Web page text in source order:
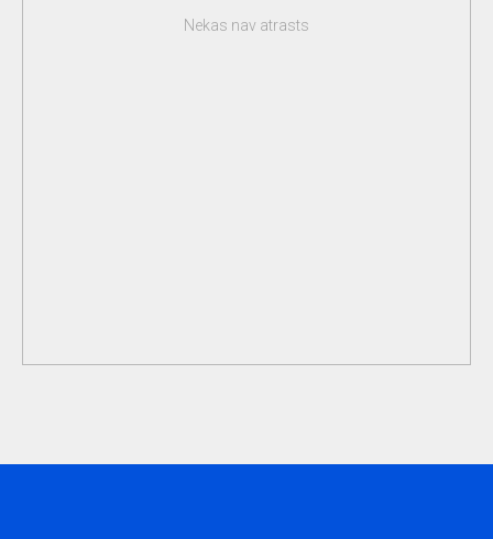
Nekas nav atrasts